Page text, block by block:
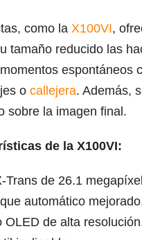
como la X100VI,
tamaño reducido las
espontáneos
o callejera. Además,
sobre la imagen final.
de la X100VI:
Trans de 26.1
automático
OLED de alta